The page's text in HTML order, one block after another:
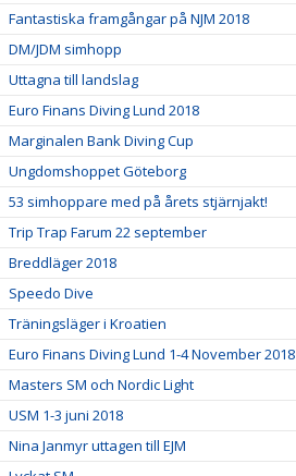
Fantastiska framgångar på NJM 2018
DM/JDM simhopp
Uttagna till landslag
Euro Finans Diving Lund 2018
Marginalen Bank Diving Cup
Ungdomshoppet Göteborg
53 simhoppare med på årets stjärnjakt!
Trip Trap Farum 22 september
Breddläger 2018
Speedo Dive
Träningsläger i Kroatien
Euro Finans Diving Lund 1-4 November 2018
Masters SM och Nordic Light
USM 1-3 juni 2018
Nina Janmyr uttagen till EJM